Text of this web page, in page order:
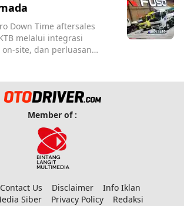
Down Time aftersales
melalui integrasi
site, dan perluasan
tekan downtime armada
Member of :
Contact Us Disclaimer
Info Iklan
Siber
Privacy Policy Redaksi